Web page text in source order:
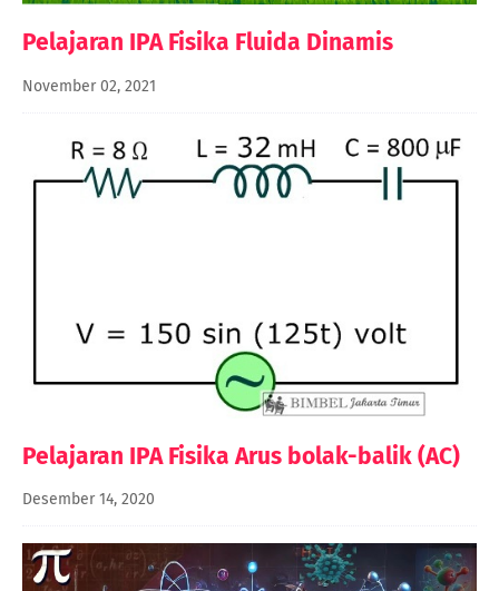
Pelajaran IPA Fisika Fluida Dinamis
November 02, 2021
Pelajaran IPA Fisika Arus bolak-balik (AC)
Desember 14, 2020